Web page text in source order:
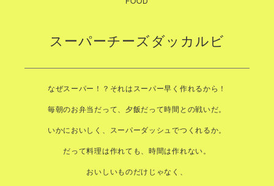
スーパーチーズダッカルビ
なぜスーパー！？それはスーパー早く作れるから！
毎朝のお弁当だって、夕飯だって時間との戦いだ。
いかにおいしく、スーパーダッシュでつくれるか。
だって料理は作れても、時間は作れない。
おいしいものだけじゃなく、